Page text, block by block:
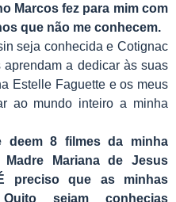
Marcos fez para mim com
que não me conhecem.
seja conhecida e Cotignac
a dedicar às suas
Estelle Faguette e os meus
ao mundo inteiro a minha
deem 8 filmes da minha
Mariana de Jesus
preciso que as minhas
sejam conhecias